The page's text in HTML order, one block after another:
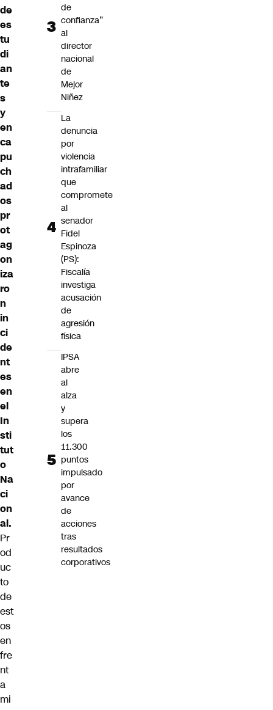
de
es
tu
di
an
te
s
y
en
ca
pu
ch
ad
os
pr
ot
ag
on
iza
ro
n
in
ci
de
nt
es
en
el
In
sti
tut
o
Na
ci
on
al.
Pr
od
uc
to
de
est
os
en
fre
nt
a
mi
de
confianza”
al
director
nacional
de
Mejor
Niñez
La
denuncia
por
violencia
intrafamiliar
que
compromete
al
senador
Fidel
Espinoza
(PS):
Fiscalía
investiga
acusación
de
agresión
física
IPSA
abre
al
alza
y
supera
los
11.300
puntos
impulsado
por
avance
de
acciones
tras
resultados
corporativos